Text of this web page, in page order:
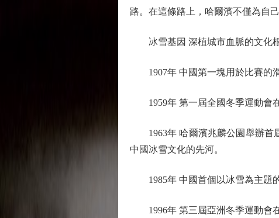
路。在這條路上，哈爾濱不僅為自
冰雪基因 深植城市血脈的文化
1907年 中國第一塊用於比賽的滑
1959年 第一屆全國冬季運動會在
1963年 哈爾濱兆麟公園舉辦首
中國冰雪文化的先河。
1985年 中國首個以冰雪為主題
1996年 第三屆亞洲冬季運動會在